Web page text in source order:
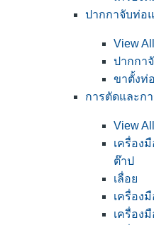
ปากกาจับท่อ
View
ปากกา
ขาตั้งท่อ
การตัดและก
View
เครื่อง
ต๊าป
เลื่อย
เครื่อง
เครื่อง